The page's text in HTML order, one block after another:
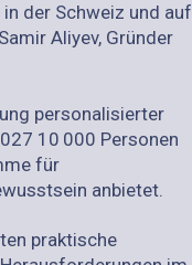
der Schweiz und auf
Aliyev, Gründer
personalisierter
10 000 Personen
für
anbietet.
praktische